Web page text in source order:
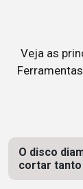
Veja as
O disco
cortar